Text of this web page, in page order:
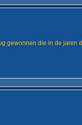
gewonnen die in de